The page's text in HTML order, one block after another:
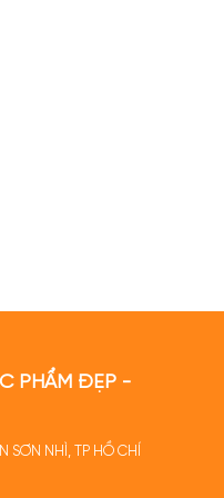
đó tẩm ướp
đợi gia vị ngấm
vừa. Như vậy
vừa giữ được
không bị nát khi
bổ sung năng
cơ và tăng sức
PHẨM ĐẸP -
NHÌ, TP HỒ CHÍ